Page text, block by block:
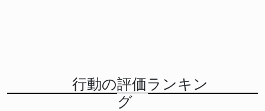
行動の評価ランキン
グ